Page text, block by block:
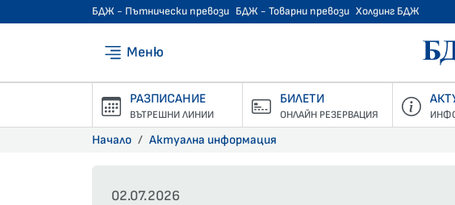
БДЖ - Пътнически превози БДЖ - Товарни превози Холдинг БДЖ
Меню
РАЗПИСАНИЕ
ВЪТРЕШНИ ЛИНИИ
БИЛЕТИ
ОНЛАЙН РЕЗЕРВАЦИЯ
Начало Актуална информация
02.07.2026